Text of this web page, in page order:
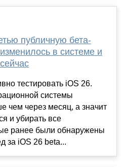
публичную бета-
в системе и
тестировать iOS 26.
системы
чем через месяц, а значит
и убирать все
ранее были обнаружены
за iOS 26 beta...